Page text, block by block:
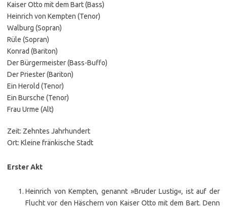
Kaiser Otto mit dem Bart (Bass)
Heinrich von Kempten (Tenor)
Walburg (Sopran)
Rüle (Sopran)
Konrad (Bariton)
Der Bürgermeister (Bass-Buffo)
Der Priester (Bariton)
Ein Herold (Tenor)
Ein Bursche (Tenor)
Frau Urme (Alt)
Zeit: Zehntes Jahrhundert
Ort: Kleine fränkische Stadt
Erster Akt
Heinrich von Kempten, genannt »Bruder Lustig«, ist auf der
Flucht vor den Häschern von Kaiser Otto mit dem Bart. Denn